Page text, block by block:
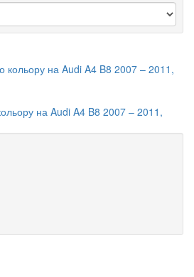
на Audi A4 B8 2007 – 2011,